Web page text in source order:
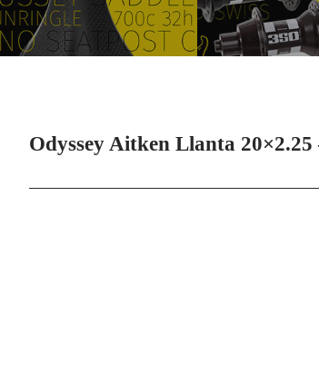
Odyssey Aitken Llanta